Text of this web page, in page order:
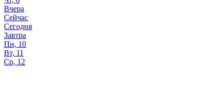
Вчера
Сейчас
Сегодня
Завтра
Пн, 10
Вт, 11
Ср, 12